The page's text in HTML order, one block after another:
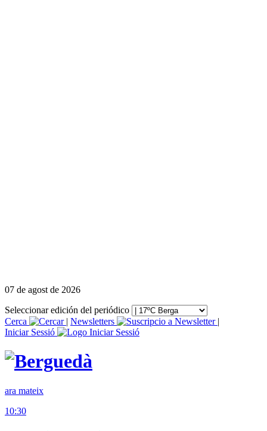
07 de agost de 2026
Seleccionar edición del periódico
Cerca
| Newsletters
|
Iniciar Sessió
ara mateix
10:30